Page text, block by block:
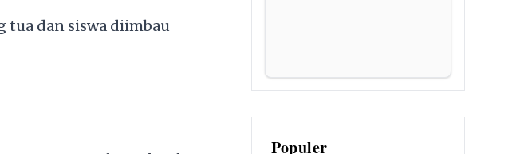
tua dan siswa diimbau
Populer